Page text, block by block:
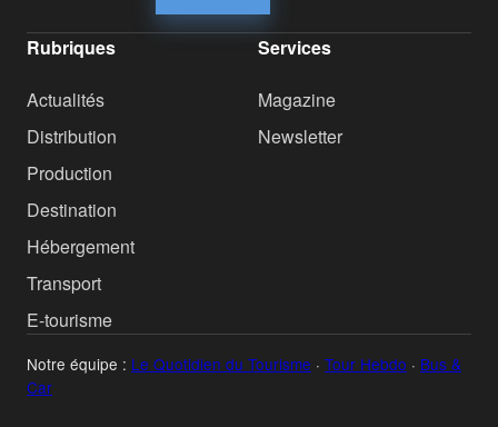
Rubriques
Actualités
Distribution
Production
Destination
Hébergement
Transport
E-tourisme
Services
Magazine
Newsletter
Notre équipe : Le Quotidien du Tourisme · Tour Hebdo · Bus &
Car